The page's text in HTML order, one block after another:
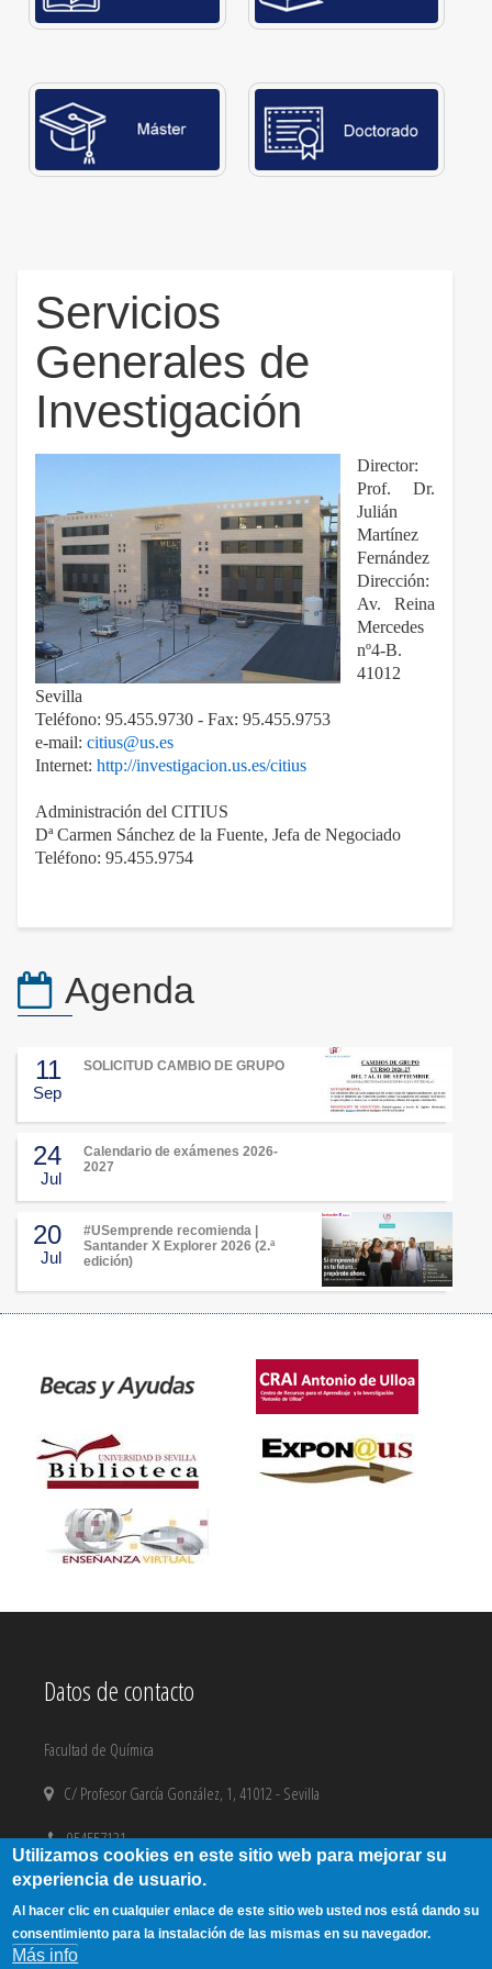
Servicios
Generales de
Investigación
Director:
Prof. Dr.
Julián
Martínez
Fernández
Dirección:
Av. Reina
Mercedes
nº4-B.
41012
Sevilla
Teléfono: 95.455.9730 - Fax: 95.455.9753
e-mail: citius@us.es
Internet: http://investigacion.us.es/citius
Administración del CITIUS
Dª Carmen Sánchez de la Fuente, Jefa de Negociado
Teléfono: 95.455.9754
Agenda
11
Sep
SOLICITUD CAMBIO DE GRUPO
24
Jul
Calendario de exámenes 2026-
2027
20
Jul
#USemprende recomienda |
Santander X Explorer 2026 (2.ª
edición)
Datos de contacto
Facultad de Química
C/ Profesor García González, 1, 41012 - Sevilla
954557131
email@us.es
Aviso Legal|Copyright
Utilizamos cookies en este sitio web para mejorar su
experiencia de usuario.
Al hacer clic en cualquier enlace de este sitio web usted nos está dando su
consentimiento para la instalación de las mismas en su navegador.
Más info